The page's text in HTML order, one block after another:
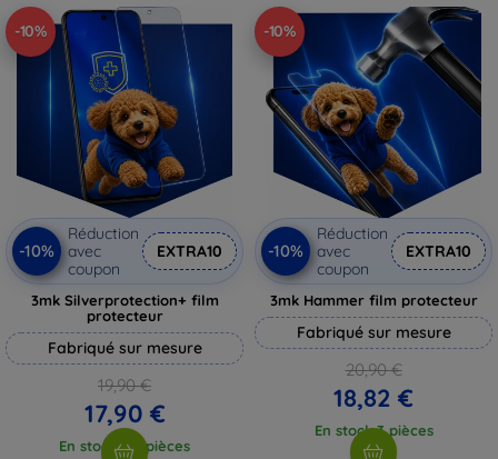
-10%
-10%
Réduction
avec
coupon
EXTRA10
3mk Silverprotection+ film
protecteur
Fabriqué sur mesure
19,90 €
17,90 €
En stock > 5 pièces
-10%
-10%
Réduction
avec
coupon
EXTRA10
3mk Hammer film protecteur
Fabriqué sur mesure
20,90 €
18,82 €
En stock 3 pièces